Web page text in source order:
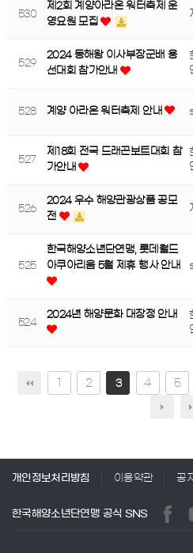
530
제2회 계양아라온 워터축제 운
영요원 모집
529
2024 동해왕 이사부장군배 용
선대회 참가안내
528 계양 아라온 워터축제 안내
527
제18회 전국 드래곤보트대회 참
가안내
526
2024 우수 해양관광상품 공모
전
525
한국해양소년단연맹, 롯데월드
아쿠아리움 5월 제휴 행사 안내
524
2024년 해양문화 대장정 안내
2 3 4 5
개인정보처리방침 이용약관 공
한국해양소년단연맹 공식 SNS